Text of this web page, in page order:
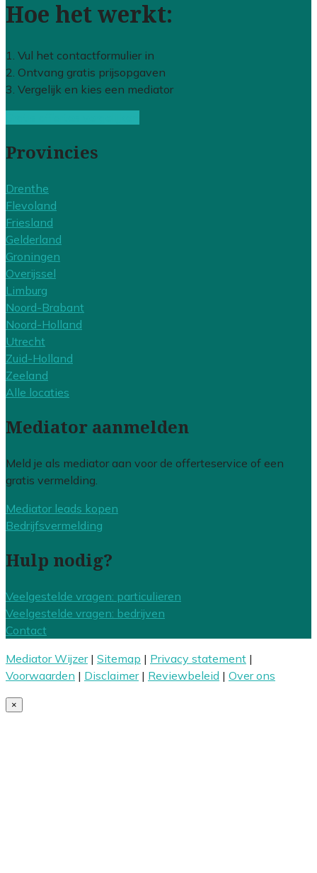
Hoe het werkt:
1. Vul het contactformulier in
2. Ontvang gratis prijsopgaven
3. Vergelijk en kies een mediator
Provincies
Drenthe
Flevoland
Friesland
Gelderland
Groningen
Overijssel
Limburg
Noord-Brabant
Noord-Holland
Utrecht
Zuid-Holland
Zeeland
Alle locaties
Mediator aanmelden
Meld je als mediator aan voor de offerteservice of een
gratis vermelding.
Mediator leads kopen
Bedrijfsvermelding
Hulp nodig?
Veelgestelde vragen: particulieren
Veelgestelde vragen: bedrijven
Contact
Mediator Wijzer| Sitemap | Privacy statement |
Voorwaarden | Disclaimer| Reviewbeleid | Over ons
×